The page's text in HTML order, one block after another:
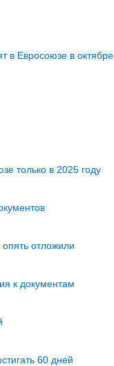
в Евросоюзе в октябре
только в 2025 году
отложили
к документам
60 дней